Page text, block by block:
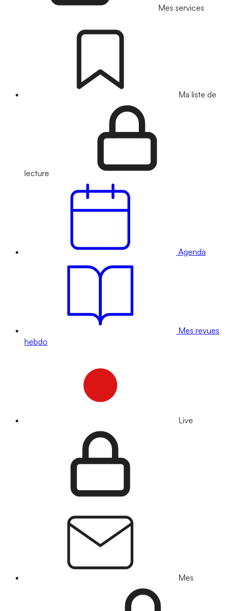
Mes services
Ma liste de
lecture
Agenda
Mes revues
hebdo
Live
Mes